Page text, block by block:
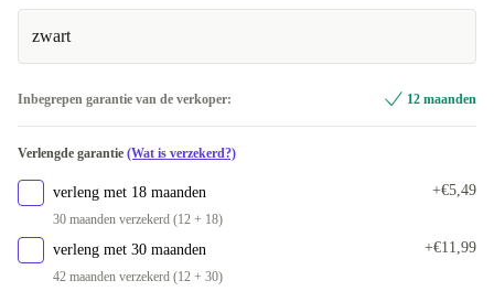
zwart
Inbegrepen garantie van de verkoper: 12 maanden
Verlengde garantie (Wat is verzekerd?)
verleng met 18 maanden
30 maanden verzekerd (12 + 18)
+€5,49
verleng met 30 maanden
42 maanden verzekerd (12 + 30)
+€11,99